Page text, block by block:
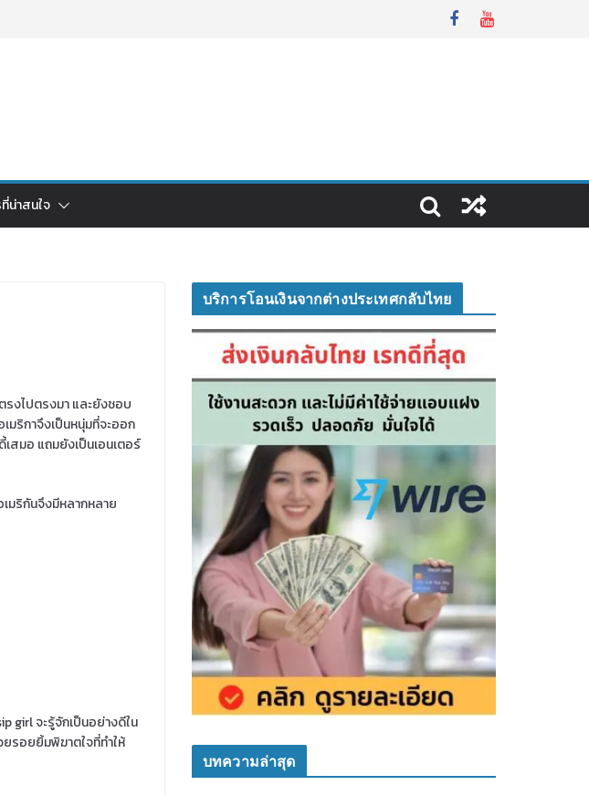
น่าสนใจ
รงไปตรงมา และยังชอบ
มริกาจึงเป็นหนุ่มที่จะออก
สมอ แถมยังเป็นเอนเตอร์
มริกันจึงมีหลากหลาย
girl จะรู้จักเป็นอย่างดีใน
ยรอยยิ้มพิฆาตใจที่ทำให้
บริการโอนเงินจากต่างประเทศกลับไทย
บทความล่าสุด